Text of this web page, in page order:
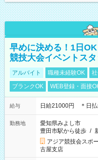
早めに決める！1日
競技大会イベントス
アルバイト 職種未経験OK
ブランクOK
WEB登録・面接
給与 日給21000円 ＊日払
勤務地
愛知県みよし市
豊田市駅から徒歩 /
アジア競技会スポ
古屋支店